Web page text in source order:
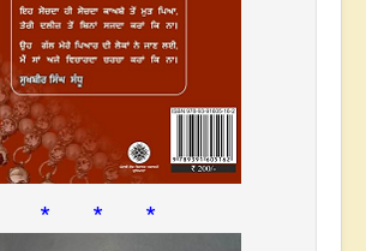
* * *